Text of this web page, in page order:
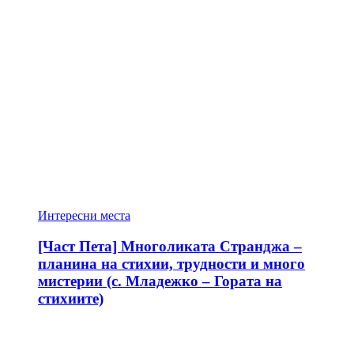
Интересни места
[Част Пета] Многоликата Странджа –
планина на стихии, трудности и много
мистерии (с. Младежко – Гората на
стихиите)